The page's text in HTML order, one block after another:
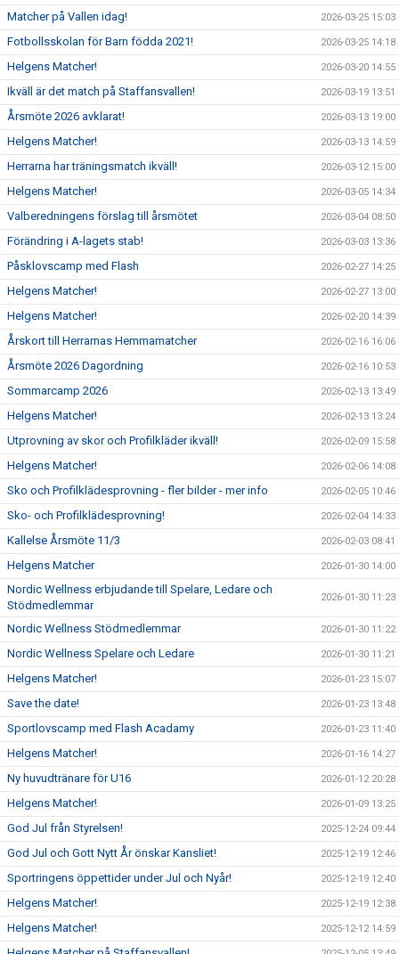
Matcher på Vallen idag! 2026-03-25 15:03
Fotbollsskolan för Barn födda 2021! 2026-03-25 14:18
Helgens Matcher! 2026-03-20 14:55
Ikväll är det match på Staffansvallen! 2026-03-19 13:51
Årsmöte 2026 avklarat! 2026-03-13 19:00
Helgens Matcher! 2026-03-13 14:59
Herrarna har träningsmatch ikväll! 2026-03-12 15:00
Helgens Matcher! 2026-03-05 14:34
Valberedningens förslag till årsmötet 2026-03-04 08:50
Förändring i A-lagets stab! 2026-03-03 13:36
Påsklovscamp med Flash 2026-02-27 14:25
Helgens Matcher! 2026-02-27 13:00
Helgens Matcher! 2026-02-20 14:39
Årskort till Herrarnas Hemmamatcher 2026-02-16 16:06
Årsmöte 2026 Dagordning 2026-02-16 10:53
Sommarcamp 2026 2026-02-13 13:49
Helgens Matcher! 2026-02-13 13:24
Utprovning av skor och Profilkläder ikväll! 2026-02-09 15:58
Helgens Matcher! 2026-02-06 14:08
Sko och Profilklädesprovning - fler bilder - mer info 2026-02-05 10:46
Sko- och Profilklädesprovning! 2026-02-04 14:33
Kallelse Årsmöte 11/3 2026-02-03 08:41
Helgens Matcher 2026-01-30 14:00
Nordic Wellness erbjudande till Spelare, Ledare och
Stödmedlemmar
2026-01-30 11:23
Nordic Wellness Stödmedlemmar 2026-01-30 11:22
Nordic Wellness Spelare och Ledare 2026-01-30 11:21
Helgens Matcher! 2026-01-23 15:07
Save the date! 2026-01-23 13:48
Sportlovscamp med Flash Acadamy 2026-01-23 11:40
Helgens Matcher! 2026-01-16 14:27
Ny huvudtränare för U16 2026-01-12 20:28
Helgens Matcher! 2026-01-09 13:25
God Jul från Styrelsen! 2025-12-24 09:44
God Jul och Gott Nytt År önskar Kansliet! 2025-12-19 12:46
Sportringens öppettider under Jul och Nyår! 2025-12-19 12:40
Helgens Matcher! 2025-12-19 12:38
Helgens Matcher! 2025-12-12 14:59